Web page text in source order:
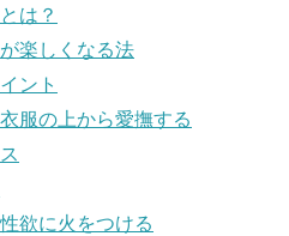
は？
楽しくなる法
ント
服の上から愛撫する
欲に火をつける